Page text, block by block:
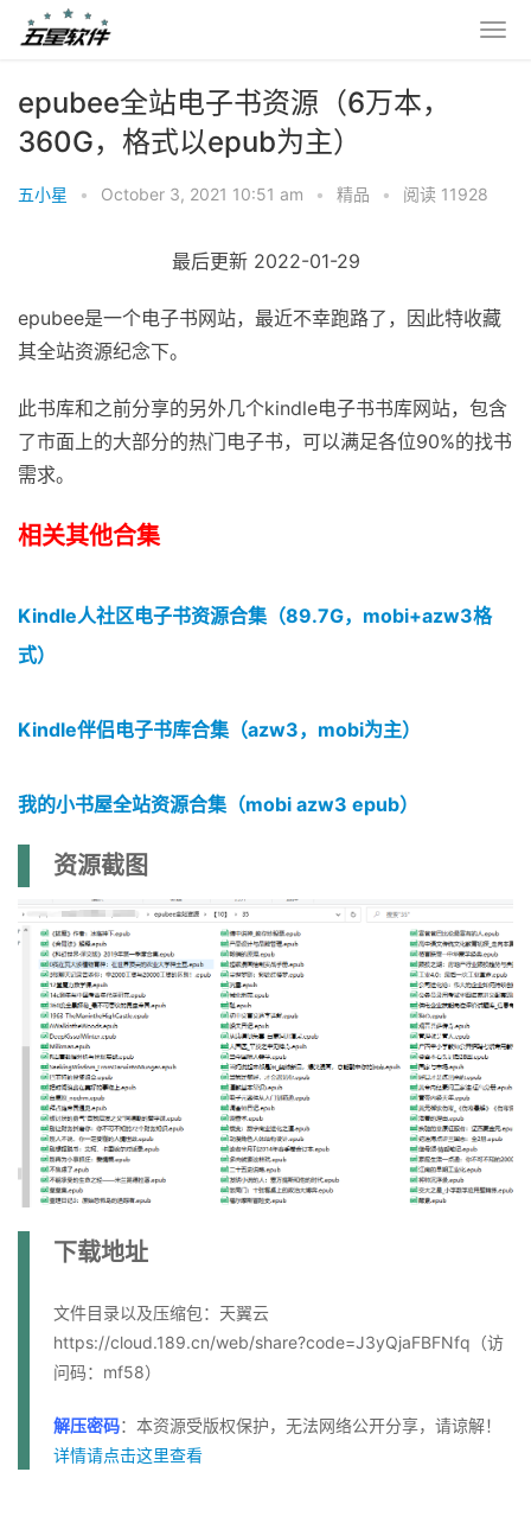
epubee全站电子书资源（6万本，
360G，格式以epub为主）
五小星 • October 3, 2021 10:51 am • 精品 • 阅读 11928
最后更新 2022-01-29
epubee是一个电子书网站，最近不幸跑路了，因此特收藏
其全站资源纪念下。
此书库和之前分享的另外几个kindle电子书书库网站，包含
了市面上的大部分的热门电子书，可以满足各位90%的找书
需求。
相关其他合集
Kindle人社区电子书资源合集（89.7G，mobi+azw3格
式）
Kindle伴侣电子书库合集（azw3，mobi为主）
我的小书屋全站资源合集（mobi azw3 epub）
资源截图
下载地址
文件目录以及压缩包：天翼云
https://cloud.189.cn/web/share?code=J3yQjaFBFNfq（访
问码：mf58）
解压密码：本资源受版权保护，无法网络公开分享，请谅解！
详情请点击这里查看